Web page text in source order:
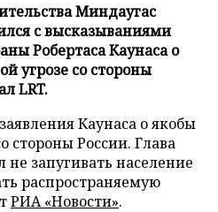
Миндаугас
с высказываниями
Робертаса Каунаса о
угрозе со стороны
LRT.
Каунаса о якобы
стороны России. Глава
не запугивать население
распространяемую
РИА «Новости».